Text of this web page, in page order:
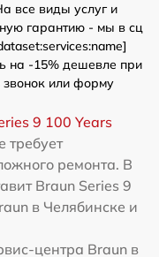
все виды услуг и
гарантию - мы в сц
на -15% дешевле при
или форму
9 100 Years
требует
ремонта. В
Braun Series 9
в Челябинске и
центра Braun в